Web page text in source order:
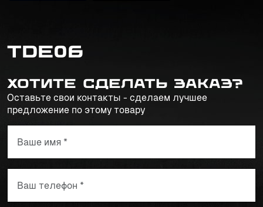
TDE06
Хотите сделать заказ?
Оставьте свои контакты - сделаем лучшее
предложение по этому товару